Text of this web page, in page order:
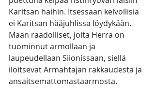
Karitsan häihin. Itsessään kelvollisia
ei Karitsan hääjuhlissa löydykään.
Maan raadolliset, joita Herra on
tuominnut armollaan ja
laupeudellaan Siionissaan, siellä
iloitsevat Armahtajan rakkaudesta ja
ansaitsemattomastaarmosta.